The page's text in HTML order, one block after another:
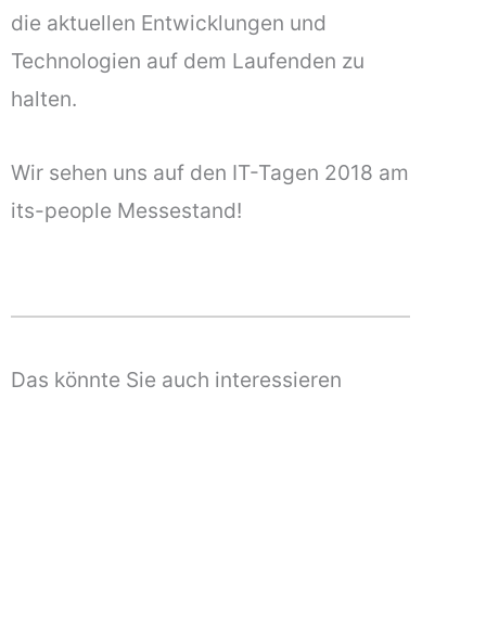
die aktuellen Entwicklungen und
Technologien auf dem Laufenden zu
halten.
Wir sehen uns auf den IT-Tagen 2018 am
its-people Messestand!
Das könnte Sie auch interessieren